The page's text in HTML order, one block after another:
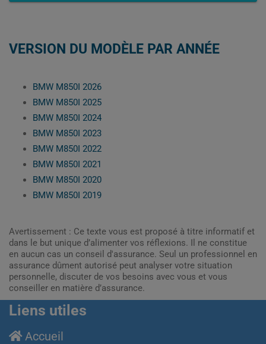
VERSION DU MODÈLE PAR ANNÉE
BMW M850I 2026
BMW M850I 2025
BMW M850I 2024
BMW M850I 2023
BMW M850I 2022
BMW M850I 2021
BMW M850I 2020
BMW M850I 2019
Avertissement : Ce texte vous est proposé à titre informatif et
dans le but unique d’alimenter vos réflexions. Il ne constitue
en aucun cas un conseil d'assurance. Seul un professionnel en
assurance dûment autorisé peut analyser votre situation
personnelle, discuter de vos besoins avec vous et vous
conseiller en matière d’assurance.
Liens utiles
Accueil